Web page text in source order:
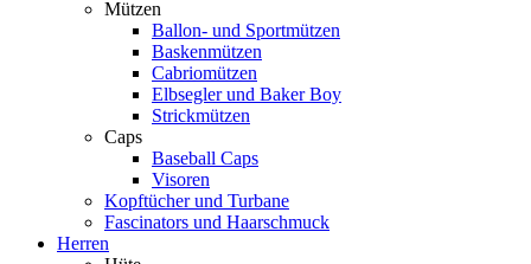
Mützen
Ballon- und Sportmützen
Baskenmützen
Cabriomützen
Elbsegler und Baker Boy
Strickmützen
Caps
Baseball Caps
Visoren
Kopftücher und Turbane
Fascinators und Haarschmuck
Herren